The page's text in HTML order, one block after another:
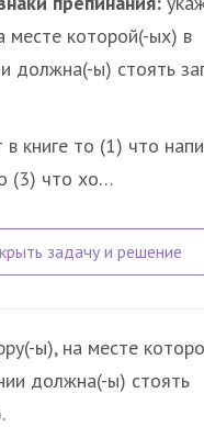
месте которой(-ых) в
должна(-ы) стоять
книге то (1) что
(3) что хо…
ы), на месте
должна(-ы) стоять